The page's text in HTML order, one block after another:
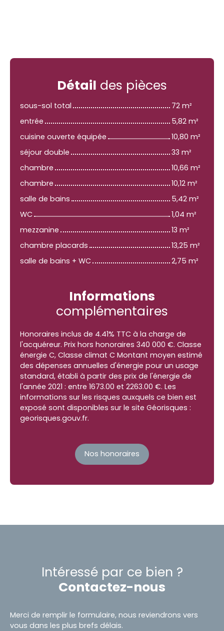
Détail des pièces
sous-sol total
72 m²
entrée
5,82 m²
cuisine ouverte équipée
10,80 m²
séjour double
33 m²
chambre
10,66 m²
chambre
10,12 m²
salle de bains
5,42 m²
WC
1,04 m²
mezzanine
13 m²
chambre placards
13,25 m²
salle de bains + WC
2,75 m²
Informations
complémentaires
Honoraires inclus de 4.41% TTC à la charge de
l'acquéreur. Prix hors honoraires 340 000 €. Classe
énergie C, Classe climat C Montant moyen estimé
des dépenses annuelles d'énergie pour un usage
standard, établi à partir des prix de l'énergie de
l'année 2021 : entre 1673.00 et 2263.00 €. Les
informations sur les risques auxquels ce bien est
exposé sont disponibles sur le site Géorisques :
georisques.gouv.fr.
Nos honoraires
Intéressé par ce bien ?
Contactez-nous
Merci de remplir le formulaire, nous reviendrons vers
vous dans les plus brefs délais.